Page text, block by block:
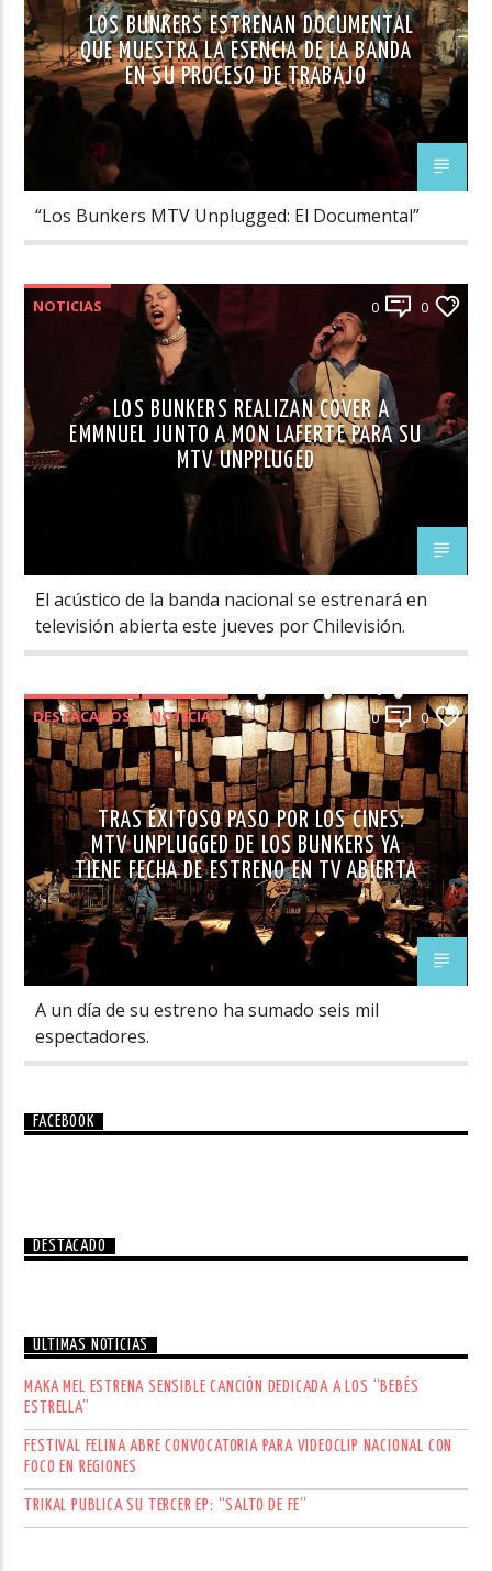
LOS BUNKERS ESTRENAN DOCUMENTAL
QUE MUESTRA LA ESENCIA DE LA BANDA
EN SU PROCESO DE TRABAJO
“Los Bunkers MTV Unplugged: El Documental”
NOTICIAS 0 0
LOS BUNKERS REALIZAN COVER A
EMMNUEL JUNTO A MON LAFERTE PARA SU
MTV UNPPLUGED
El acústico de la banda nacional se estrenará en
televisión abierta este jueves por Chilevisión.
DESTACADOS NOTICIAS 0 0
TRAS ÉXITOSO PASO POR LOS CINES:
MTV UNPLUGGED DE LOS BUNKERS YA
TIENE FECHA DE ESTRENO EN TV ABIERTA
A un día de su estreno ha sumado seis mil
espectadores.
FACEBOOK
DESTACADO
ÚLTIMAS NOTICIAS
MAKA MEL ESTRENA SENSIBLE CANCIÓN DEDICADA A LOS “BEBÉS
ESTRELLA”
FESTIVAL FELINA ABRE CONVOCATORIA PARA VIDEOCLIP NACIONAL CON
FOCO EN REGIONES
TRIKAL PUBLICA SU TERCER EP: “SALTO DE FE”